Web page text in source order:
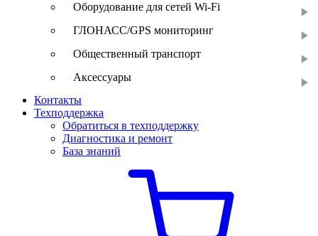
Оборудование для сетей Wi-Fi
ГЛОНАСС/GPS мониторинг
Общественный транспорт
Аксессуары
Контакты
Техподдержка
Обратиться в техподдержку
Диагностика и ремонт
База знаний